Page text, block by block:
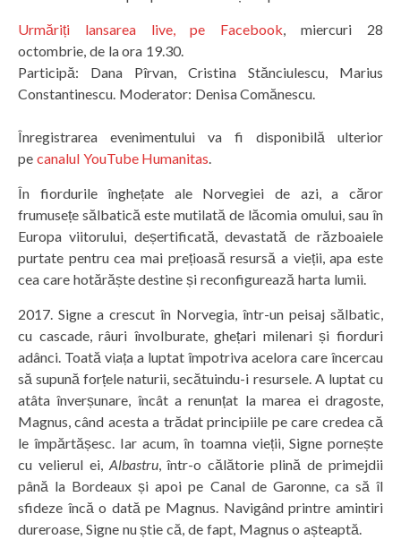
Urmăriți lansarea live, pe Facebook, miercuri 28
octombrie, de la ora 19.30.
Participă: Dana Pîrvan, Cristina Stănciulescu, Marius
Constantinescu. Moderator: Denisa Comănescu.
Înregistrarea evenimentului va fi disponibilă ulterior
pe canalul YouTube Humanitas.
În fiordurile înghețate ale Norvegiei de azi, a căror
frumusețe sălbatică este mutilată de lăcomia omului, sau în
Europa viitorului, deșertificată, devastată de războaiele
purtate pentru cea mai prețioasă resursă a vieții, apa este
cea care hotărăște destine și reconfigurează harta lumii.
2017. Signe a crescut în Norvegia, într-un peisaj sălbatic,
cu cascade, râuri învolburate, ghețari milenari și fiorduri
adânci. Toată viața a luptat împotriva acelora care încercau
să supună forțele naturii, secătuindu-i resursele. A luptat cu
atâta înverșunare, încât a renunțat la marea ei dragoste,
Magnus, când acesta a trădat principiile pe care credea că
le împărtășesc. Iar acum, în toamna vieții, Signe pornește
cu velierul ei, Albastru, într-o călătorie plină de primejdii
până la Bordeaux și apoi pe Canal de Garonne, ca să îl
sfideze încă o dată pe Magnus. Navigând printre amintiri
dureroase, Signe nu știe că, de fapt, Magnus o așteaptă.